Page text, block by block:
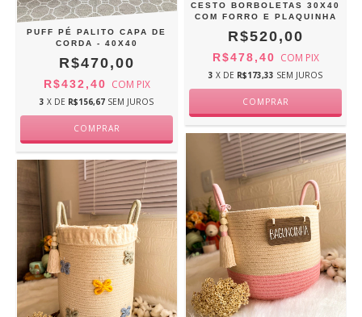
PUFF PÉ PALITO CAPA DE
CORDA - 40X40
R$470,00
R$432,40 COM PIX
3 X DE R$156,67 SEM JUROS
CESTO BORBOLETAS 30X40
COM FORRO E PLAQUINHA
R$520,00
R$478,40 COM PIX
3 X DE R$173,33 SEM JUROS